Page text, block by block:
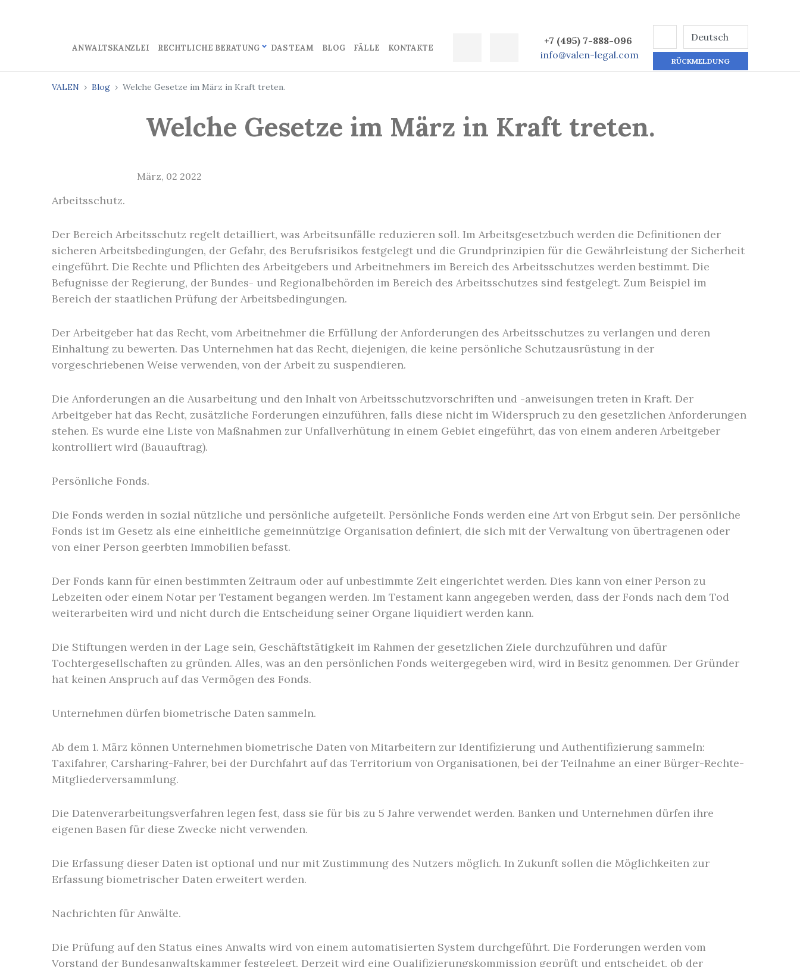
ANWALTSKANZLEI RECHTLICHE BERATUNG DAS TEAM BLOG FÄLLE KONTAKTЕ
+7 (495) 7-888-096
info@valen-legal.com
RÜCKMELDUNG
VALEN Blog Welche Gesetze im März in Kraft treten.
Welche Gesetze im März in Kraft treten.
März, 02 2022
Arbeitsschutz.
Der Bereich Arbeitsschutz regelt detailliert, was Arbeitsunfälle reduzieren soll. Im Arbeitsgesetzbuch werden die Definitionen der
sicheren Arbeitsbedingungen, der Gefahr, des Berufsrisikos festgelegt und die Grundprinzipien für die Gewährleistung der Sicherheit
eingeführt. Die Rechte und Pflichten des Arbeitgebers und Arbeitnehmers im Bereich des Arbeitsschutzes werden bestimmt. Die
Befugnisse der Regierung, der Bundes- und Regionalbehörden im Bereich des Arbeitsschutzes sind festgelegt. Zum Beispiel im
Bereich der staatlichen Prüfung der Arbeitsbedingungen.
Der Arbeitgeber hat das Recht, vom Arbeitnehmer die Erfüllung der Anforderungen des Arbeitsschutzes zu verlangen und deren
Einhaltung zu bewerten. Das Unternehmen hat das Recht, diejenigen, die keine persönliche Schutzausrüstung in der
vorgeschriebenen Weise verwenden, von der Arbeit zu suspendieren.
Die Anforderungen an die Ausarbeitung und den Inhalt von Arbeitsschutzvorschriften und -anweisungen treten in Kraft. Der
Arbeitgeber hat das Recht, zusätzliche Forderungen einzuführen, falls diese nicht im Widerspruch zu den gesetzlichen Anforderungen
stehen. Es wurde eine Liste von Maßnahmen zur Unfallverhütung in einem Gebiet eingeführt, das von einem anderen Arbeitgeber
kontrolliert wird (Bauauftrag).
Persönliche Fonds.
Die Fonds werden in sozial nützliche und persönliche aufgeteilt. Persönliche Fonds werden eine Art von Erbgut sein. Der persönliche
Fonds ist im Gesetz als eine einheitliche gemeinnützige Organisation definiert, die sich mit der Verwaltung von übertragenen oder
von einer Person geerbten Immobilien befasst.
Der Fonds kann für einen bestimmten Zeitraum oder auf unbestimmte Zeit eingerichtet werden. Dies kann von einer Person zu
Lebzeiten oder einem Notar per Testament begangen werden. Im Testament kann angegeben werden, dass der Fonds nach dem Tod
weiterarbeiten wird und nicht durch die Entscheidung seiner Organe liquidiert werden kann.
Die Stiftungen werden in der Lage sein, Geschäftstätigkeit im Rahmen der gesetzlichen Ziele durchzuführen und dafür
Tochtergesellschaften zu gründen. Alles, was an den persönlichen Fonds weitergegeben wird, wird in Besitz genommen. Der Gründer
hat keinen Anspruch auf das Vermögen des Fonds.
Unternehmen dürfen biometrische Daten sammeln.
Ab dem 1. März können Unternehmen biometrische Daten von Mitarbeitern zur Identifizierung und Authentifizierung sammeln:
Taxifahrer, Carsharing-Fahrer, bei der Durchfahrt auf das Territorium von Organisationen, bei der Teilnahme an einer Bürger-Rechte-
Mitgliederversammlung.
Die Datenverarbeitungsverfahren legen fest, dass sie für bis zu 5 Jahre verwendet werden. Banken und Unternehmen dürfen ihre
eigenen Basen für diese Zwecke nicht verwenden.
Die Erfassung dieser Daten ist optional und nur mit Zustimmung des Nutzers möglich. In Zukunft sollen die Möglichkeiten zur
Erfassung biometrischer Daten erweitert werden.
Nachrichten für Anwälte.
Die Prüfung auf den Status eines Anwalts wird von einem automatisierten System durchgeführt. Die Forderungen werden vom
Vorstand der Bundesanwaltskammer festgelegt. Derzeit wird eine Qualifizierungskommission geprüft und entscheidet, ob der